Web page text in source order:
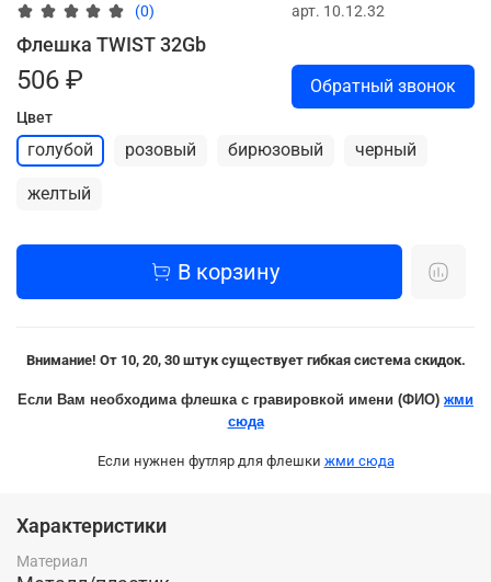
(0) арт. 10.12.32
Флешка TWIST 32Gb
506 ₽
Цвет
голубой розовый бирюзовый черный
желтый
Обратный звонок
В корзину
Внимание! От 10, 20, 30 штук существует гибкая система скидок.
Если Вам необходима флешка с гравировкой имени (ФИО) жми
сюда
Если нужнен футляр для флешки жми сюда
Характеристики
Материал